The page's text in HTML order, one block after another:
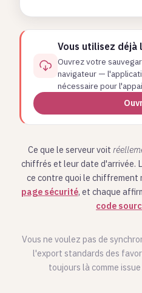
Vous utilisez déjà
Ouvrez votre
navigateur —
nécessaire pour
Ce que le serveur voit
chiffrés et leur date d'arrivée.
ce contre quoi le
page sécurité, et chaque
code
Vous ne voulez pas de
l'export standards des
toujours là comme